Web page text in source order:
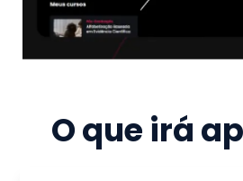
O que irá